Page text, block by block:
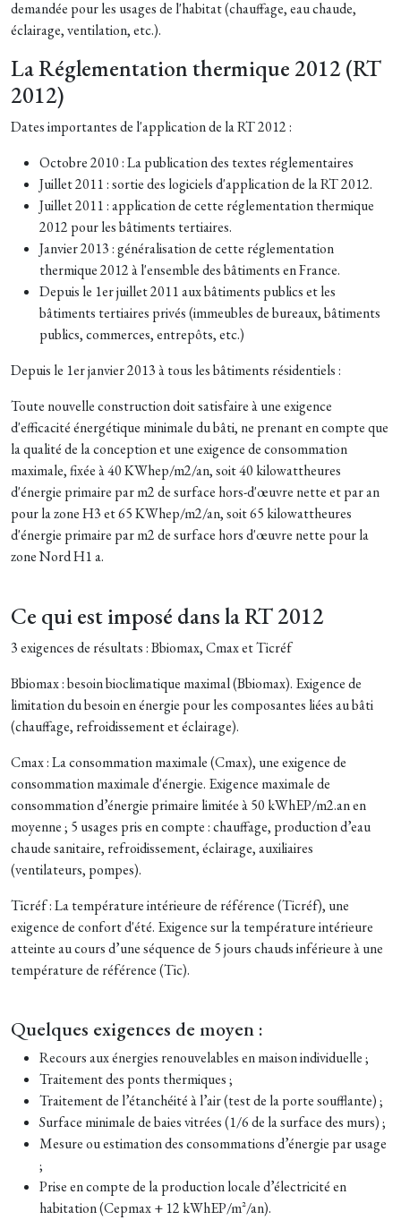
demandée pour les usages de l'habitat (chauffage, eau chaude,
éclairage, ventilation, etc.).
La Réglementation thermique 2012 (RT
2012)
Dates importantes de l'application de la RT 2012 :
Octobre 2010 : La publication des textes réglementaires
Juillet 2011 : sortie des logiciels d'application de la RT 2012.
Juillet 2011 : application de cette réglementation thermique
2012 pour les bâtiments tertiaires.
Janvier 2013 : généralisation de cette réglementation
thermique 2012 à l'ensemble des bâtiments en France.
Depuis le 1er juillet 2011 aux bâtiments publics et les
bâtiments tertiaires privés (immeubles de bureaux, bâtiments
publics, commerces, entrepôts, etc.)
Depuis le 1er janvier 2013 à tous les bâtiments résidentiels :
Toute nouvelle construction doit satisfaire à une exigence
d'efficacité énergétique minimale du bâti, ne prenant en compte que
la qualité de la conception et une exigence de consommation
maximale, fixée à 40 KWhep/m2/an, soit 40 kilowattheures
d'énergie primaire par m2 de surface hors-d'œuvre nette et par an
pour la zone H3 et 65 KWhep/m2/an, soit 65 kilowattheures
d'énergie primaire par m2 de surface hors d'œuvre nette pour la
zone Nord H1 a.
Ce qui est imposé dans la RT 2012
3 exigences de résultats : Bbiomax, Cmax et Ticréf
Bbiomax : besoin bioclimatique maximal (Bbiomax). Exigence de
limitation du besoin en énergie pour les composantes liées au bâti
(chauffage, refroidissement et éclairage).
Cmax : La consommation maximale (Cmax), une exigence de
consommation maximale d'énergie. Exigence maximale de
consommation d’énergie primaire limitée à 50 kWhEP/m2.an en
moyenne ; 5 usages pris en compte : chauffage, production d’eau
chaude sanitaire, refroidissement, éclairage, auxiliaires
(ventilateurs, pompes).
Ticréf : La température intérieure de référence (Ticréf), une
exigence de confort d'été. Exigence sur la température intérieure
atteinte au cours d’une séquence de 5 jours chauds inférieure à une
température de référence (Tic).
Quelques exigences de moyen :
Recours aux énergies renouvelables en maison individuelle ;
Traitement des ponts thermiques ;
Traitement de l’étanchéité à l’air (test de la porte soufflante) ;
Surface minimale de baies vitrées (1/6 de la surface des murs) ;
Mesure ou estimation des consommations d’énergie par usage
;
Prise en compte de la production locale d’électricité en
habitation (Cepmax + 12 kWhEP/m²/an).